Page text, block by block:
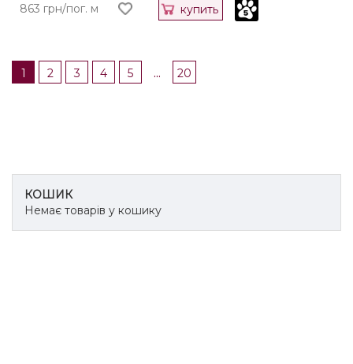
863 грн/пог. м
купить
1 2 3 4 5 ... 20
КОШИК
Немає товарів у кошику